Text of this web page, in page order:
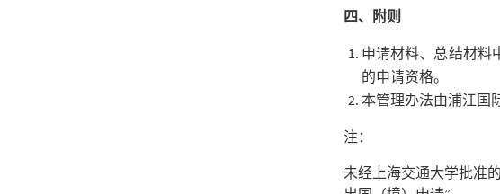
四、附则
申请材料、总结材料
的申请资格。
本管理办法由浦江国
注：
未经上海交通大学批准